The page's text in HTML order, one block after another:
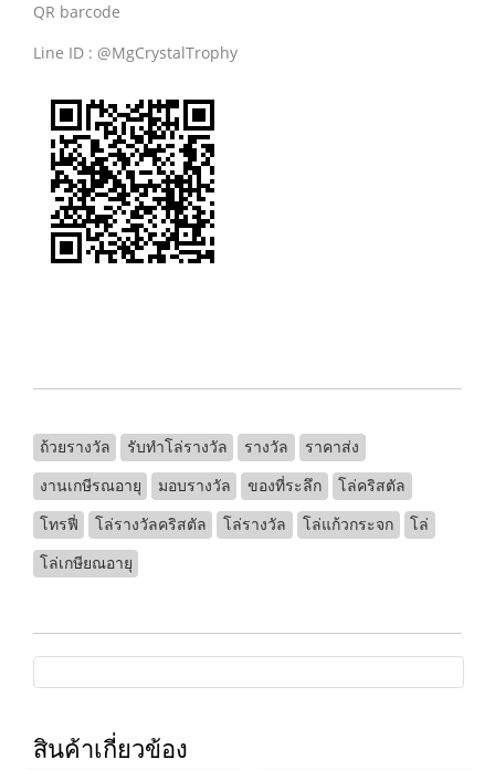
QR barcode
Line ID : @MgCrystalTrophy
ถ้วยรางวัล รับทําโล่รางวัล รางวัล
ราคาส่ง
งานเกษีรณอายุ
มอบรางวัล ของที่ระลึก
โล่คริสตัล
โทรฟี่
โล่รางวัลคริสตัล โล่รางวัล โล่แก้วกระจก
โล่
โล่เกษียณอายุ
สินค้าเกี่ยวข้อง